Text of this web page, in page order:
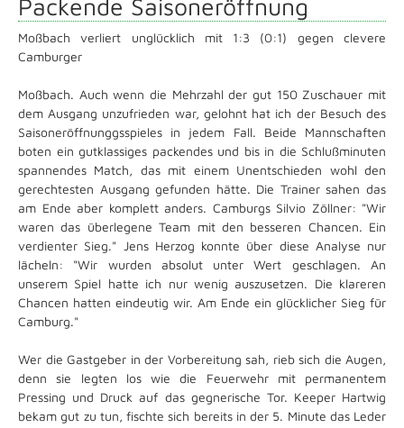
Packende Saisoneröffnung
Moßbach verliert unglücklich mit 1:3 (0:1) gegen clevere
Camburger
Moßbach. Auch wenn die Mehrzahl der gut 150 Zuschauer mit
dem Ausgang unzufrieden war, gelohnt hat ich der Besuch des
Saisoneröffnunggsspieles in jedem Fall. Beide Mannschaften
boten ein gutklassiges packendes und bis in die Schlußminuten
spannendes Match, das mit einem Unentschieden wohl den
gerechtesten Ausgang gefunden hätte. Die Trainer sahen das
am Ende aber komplett anders. Camburgs Silvio Zöllner: "Wir
waren das überlegene Team mit den besseren Chancen. Ein
verdienter Sieg." Jens Herzog konnte über diese Analyse nur
lächeln: "Wir wurden absolut unter Wert geschlagen. An
unserem Spiel hatte ich nur wenig auszusetzen. Die klareren
Chancen hatten eindeutig wir. Am Ende ein glücklicher Sieg für
Camburg."
Wer die Gastgeber in der Vorbereitung sah, rieb sich die Augen,
denn sie legten los wie die Feuerwehr mit permanentem
Pressing und Druck auf das gegnerische Tor. Keeper Hartwig
bekam gut zu tun, fischte sich bereits in der 5. Minute das Leder